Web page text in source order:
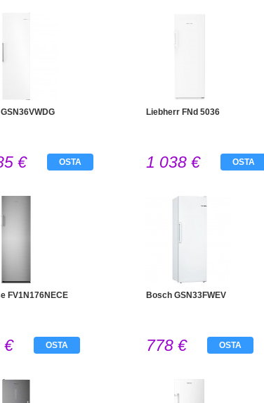
€ OSTA
Liebherr FNd 5036
1 038 € OSTA
FV1N176NECE
€ OSTA
Bosch GSN33FWEV
778 € OSTA